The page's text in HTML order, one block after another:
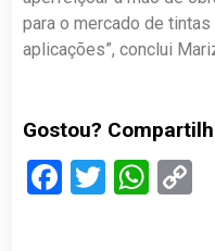
para o mercado de
aplicações”, conclui
Gostou?
Facebook
Twitter